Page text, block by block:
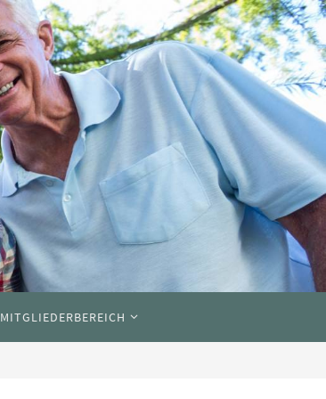
MITGLIEDERBEREICH